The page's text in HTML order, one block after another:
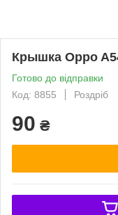
Крышка Oppo
Готово до відправки
Код: 8855
Роздріб
90 ₴